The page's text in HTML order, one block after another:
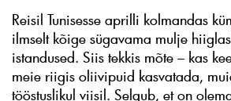
Reisil Tunisesse aprilli kolmandas
ilmselt kõige sügavama mulje
istandused. Siis tekkis mõte – kas
meie riigis oliivipuid kasvatada,
tööstuslikul viisil. Selgub, et on